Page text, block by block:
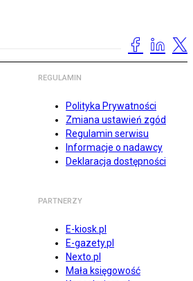
REGULAMIN
Polityka Prywatności
Zmiana ustawień zgód
Regulamin serwisu
Informacje o nadawcy
Deklaracja dostępności
PARTNERZY
E-kiosk.pl
E-gazety.pl
Nexto.pl
Mała księgowość